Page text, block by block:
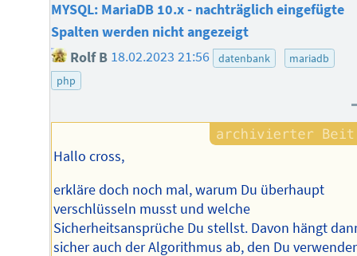
MYSQL: MariaDB 10.x - nachträglich eingefügte
Spalten werden nicht angezeigt
Rolf B 18.02.2023 21:56 datenbank
mariadb
php
Hallo cross,
erkläre doch noch mal, warum Du überhaupt
verschlüsseln musst und welche
Sicherheitsansprüche Du stellst. Davon hängt
sicher auch der Algorithmus ab, den Du